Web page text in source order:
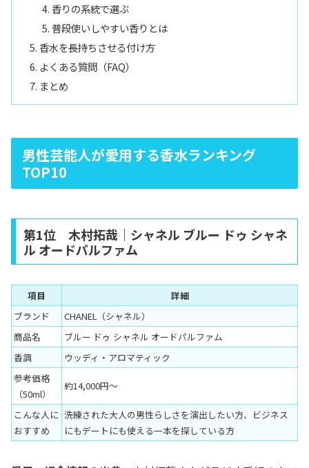
香りの系統で選ぶ
普段使いしやすい香りとは
香水を長持ちさせる付け方
よくある質問（FAQ）
まとめ
男性芸能人が愛用する香水ランキング
TOP10
第1位 木村拓哉｜シャネル ブルー ドゥ シャネ
ル オードパルファム
項目
詳細
ブランド
CHANEL（シャネル）
商品名
ブルー ドゥ シャネル オードパルファム
香調
ウッディ・アロマティック
参考価格
（50ml）
約14,000円〜
こんな人に
おすすめ
洗練された大人の男性らしさを演出したい方、ビジネス
にもデートにも使える一本を探している方